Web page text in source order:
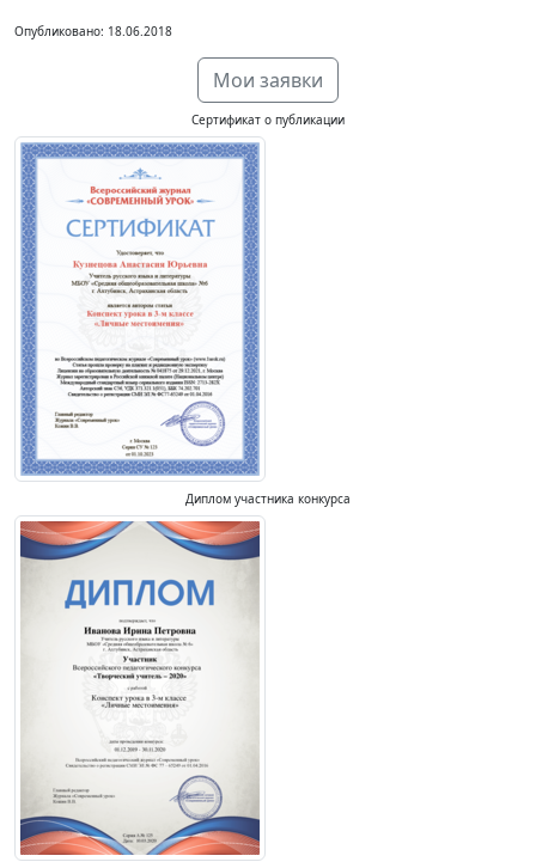
Опубликовано: 18.06.2018
Мои заявки
Сертификат о публикации
Диплом участника конкурса